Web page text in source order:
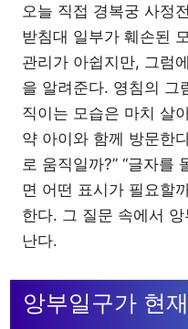
오늘 직접 경복궁 사정
받침대 일부가 훼손된
관리가 아쉽지만, 그럼
을 알려준다. 영침의 그
직이는 모습은 마치 살
약 아이와 함께 방문한
로 움직일까?” “글자를
면 어떤 표시가 필요할
한다. 그 질문 속에서
난다.
앙부일구가 현